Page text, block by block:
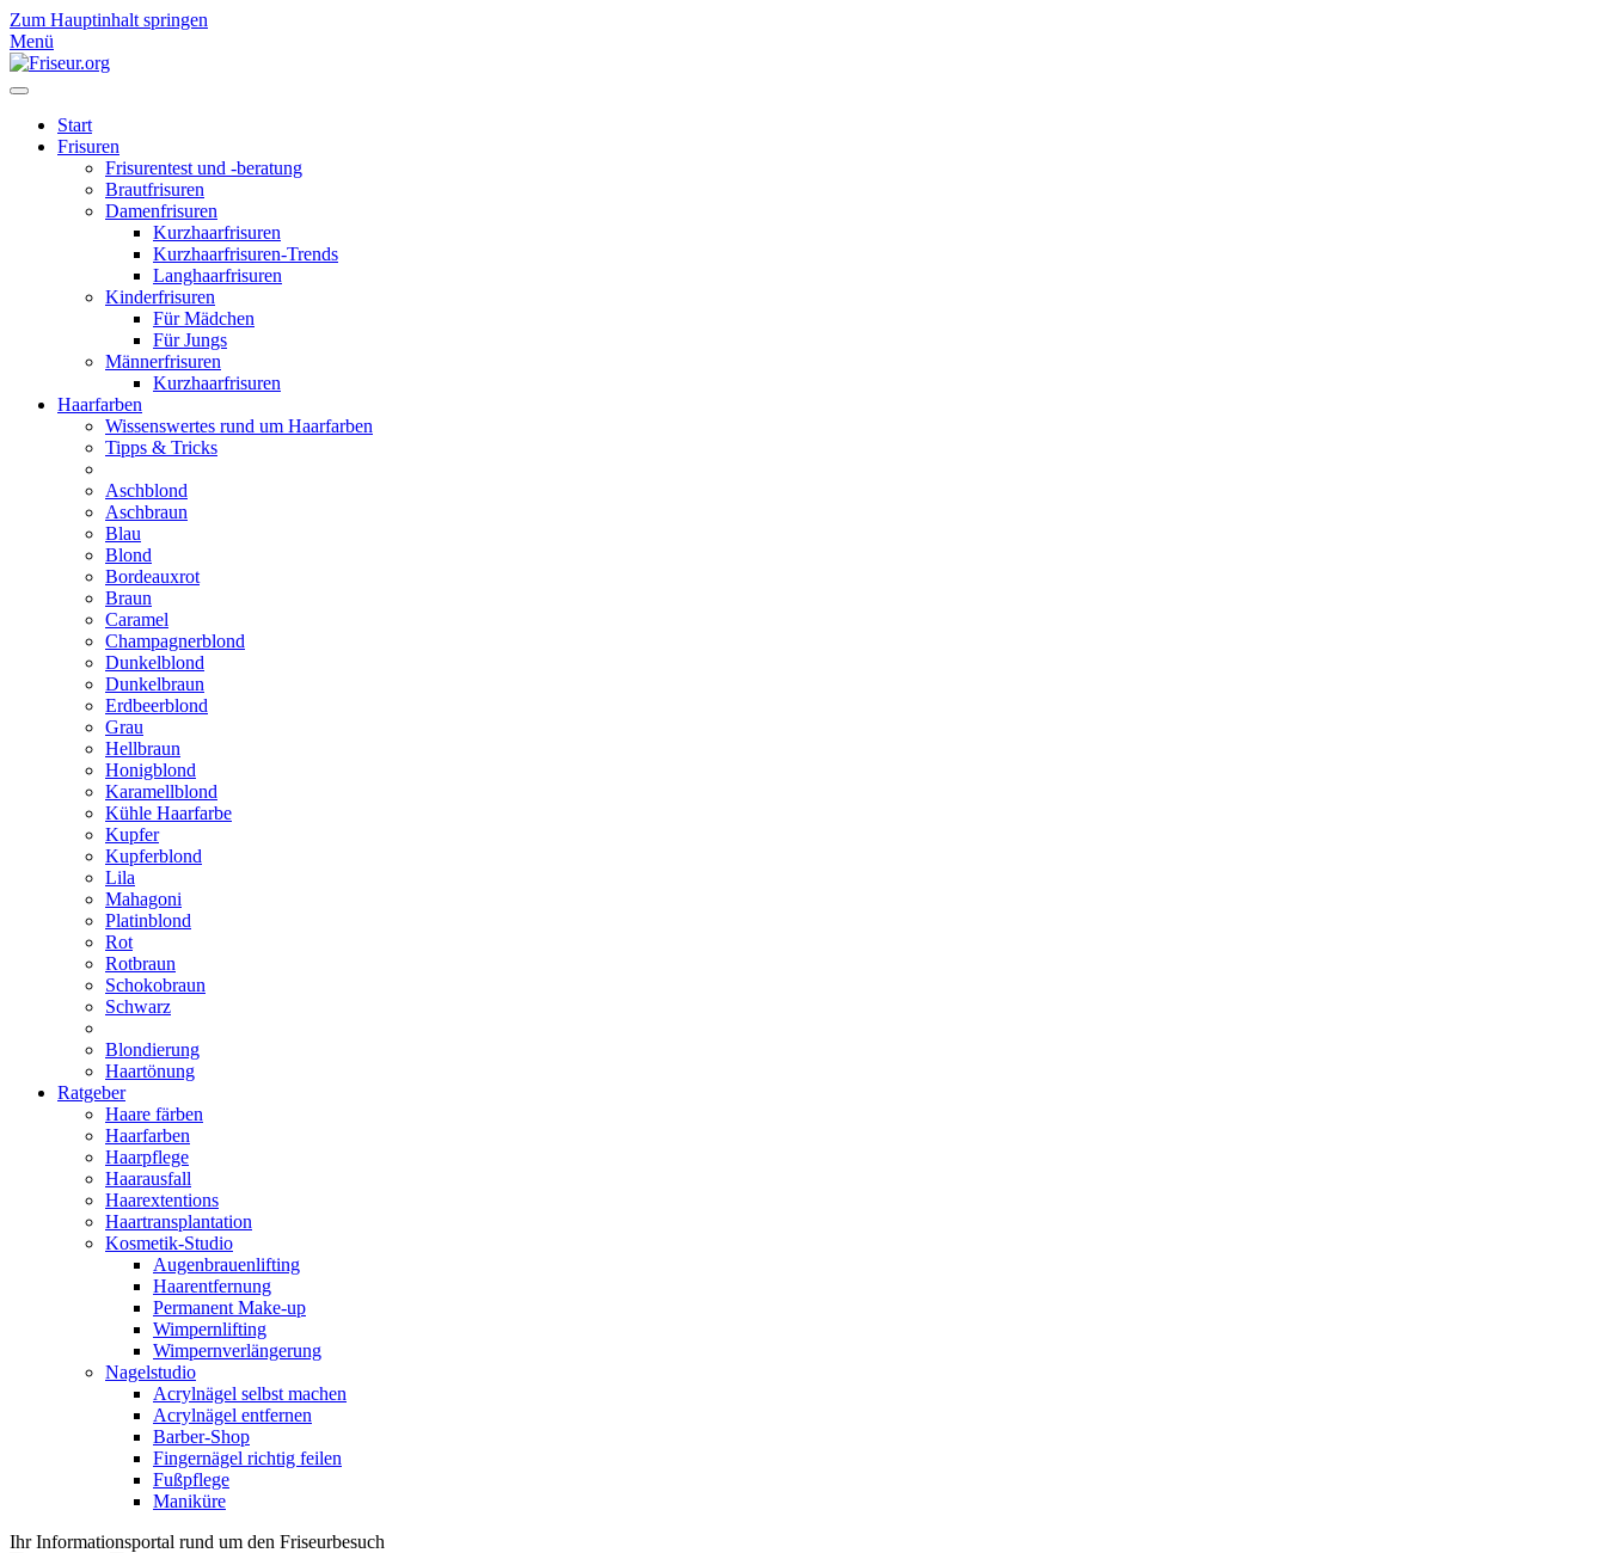
Zum Hauptinhalt springen
Menü
Start
Frisuren
Frisurentest und -beratung
Brautfrisuren
Damenfrisuren
Kurzhaarfrisuren
Kurzhaarfrisuren-Trends
Langhaarfrisuren
Kinderfrisuren
Für Mädchen
Für Jungs
Männerfrisuren
Kurzhaarfrisuren
Haarfarben
Wissenswertes rund um Haarfarben
Tipps & Tricks
Aschblond
Aschbraun
Blau
Blond
Bordeauxrot
Braun
Caramel
Champagnerblond
Dunkelblond
Dunkelbraun
Erdbeerblond
Grau
Hellbraun
Honigblond
Karamellblond
Kühle Haarfarbe
Kupfer
Kupferblond
Lila
Mahagoni
Platinblond
Rot
Rotbraun
Schokobraun
Schwarz
Blondierung
Haartönung
Ratgeber
Haare färben
Haarfarben
Haarpflege
Haarausfall
Haarextentions
Haartransplantation
Kosmetik-Studio
Augenbrauenlifting
Haarentfernung
Permanent Make-up
Wimpernlifting
Wimpernverlängerung
Nagelstudio
Acrylnägel selbst machen
Acrylnägel entfernen
Barber-Shop
Fingernägel richtig feilen
Fußpflege
Maniküre
Ihr Informationsportal rund um den Friseurbesuch